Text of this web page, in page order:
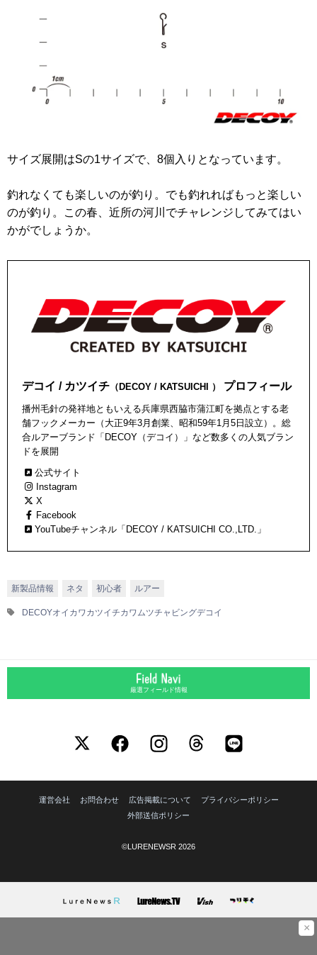
サイズ展開はSの1サイズで、8個入りとなっています。
釣れなくても楽しいのが釣り。でも釣れればもっと楽しい
のが釣り。この春、近所の河川でチャレンジしてみてはい
かがでしょうか。
デコイ / カツイチ （DECOY / KATSUICHI ） プロフィール
播州毛針の発祥地ともいえる兵庫県西脇市蒲江町を拠点とする老
舗フックメーカー（大正9年3月創業、昭和59年1月5日設立）。総
合ルアーブランド「DECOY（デコイ）」など数多くの人気ブラン
ドを展開
公式サイト
Instagram
X
Facebook
YouTubeチャンネル「DECOY / KATSUICHI CO.,LTD.」
新製品情報 ネタ 初心者 ルアー
DECOYオイカワカツイチカワムツチャビングデコイ
×
厳選フィールド情報
運営会社 お問合わせ 広告掲載について
プライバシーポリシー
外部送信ポリシー
©LURENEWSR 2026